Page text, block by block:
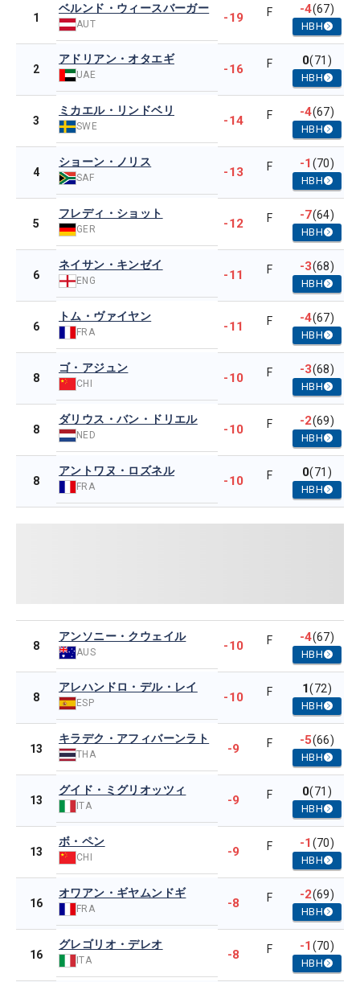
1
ベルンド・ウィースバーガー
AUT -19 F -4(67)
HBH
2
アドリアン・オタエギ
UAE -16 F 0(71)
HBH
3
ミカエル・リンドベリ
SWE -14 F -4(67)
HBH
4
ショーン・ノリス
SAF -13 F -1(70)
HBH
5
フレディ・ショット
GER -12 F -7(64)
HBH
6
ネイサン・キンゼイ
ENG -11 F -3(68)
HBH
6
トム・ヴァイヤン
FRA -11 F -4(67)
HBH
8
ゴ・アジュン
CHI -10 F -3(68)
HBH
8
ダリウス・バン・ドリエル
NED -10 F -2(69)
HBH
8
アントワヌ・ロズネル
FRA -10 F 0(71)
HBH
8
アンソニー・クウェイル
AUS -10 F -4(67)
HBH
8
アレハンドロ・デル・レイ
ESP -10 F 1(72)
HBH
13
キラデク・アフィバーンラト
THA -9 F -5(66)
HBH
13
グイド・ミグリオッツィ
ITA -9 F 0(71)
HBH
13
ボ・ペン
CHI -9 F -1(70)
HBH
16
オワアン・ギヤムンドギ
FRA -8 F -2(69)
HBH
16
グレゴリオ・デレオ
ITA -8 F -1(70)
HBH